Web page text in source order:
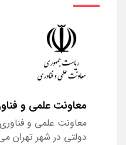
معاونت علمی و
معاونت علمی و
دولتی در شهر تهران